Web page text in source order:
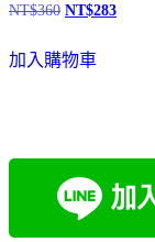
NT$360 原
價
NT$283目
加入購物車